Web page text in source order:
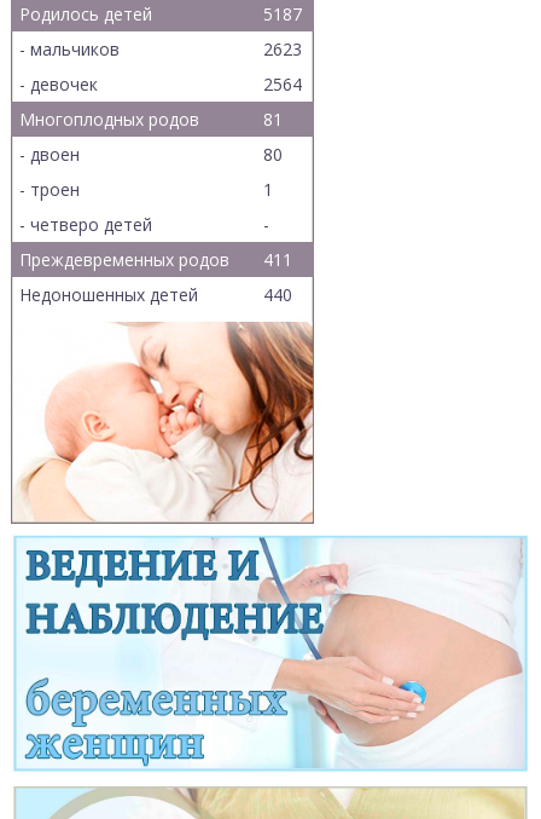
Родилось детей
5187
- мальчиков
2623
- девочек
2564
Многоплодных родов
81
- двоен
80
- троен
1
- четверо детей
-
Преждевременных родов
411
Недоношенных детей
440